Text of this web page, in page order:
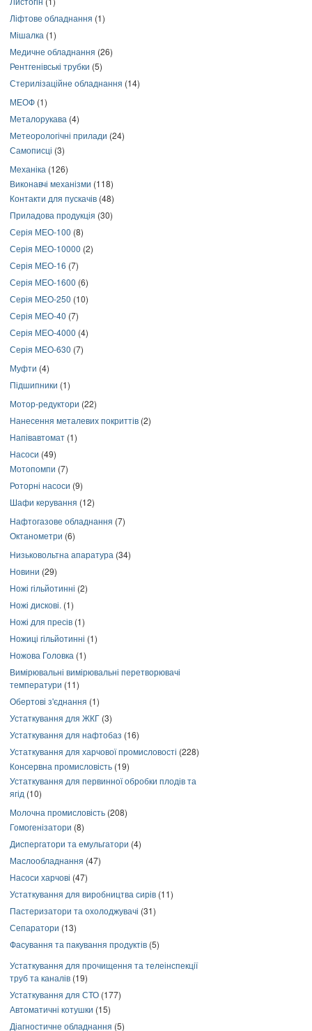
Ліфтове обладнання (1)
Мішалка (1)
Медичне обладнання (26)
Рентгенівські трубки (5)
Стерилізаційне обладнання (14)
МЕОФ (1)
Металорукава (4)
Метеорологічні прилади (24)
Самописці (3)
Механіка (126)
Виконавчі механізми (118)
Контакти для пускачів (48)
Приладова продукція (30)
Серія МЕО-100 (8)
Серія МЕО-10000 (2)
Серія МЕО-16 (7)
Серія МЕО-1600 (6)
Серія МЕО-250 (10)
Серія МЕО-40 (7)
Серія МЕО-4000 (4)
Серія МЕО-630 (7)
Муфти (4)
Підшипники (1)
Мотор-редуктори (22)
Нанесення металевих покриттів (2)
Напівавтомат (1)
Насоси (49)
Мотопомпи (7)
Роторні насоси (9)
Шафи керування (12)
Нафтогазове обладнання (7)
Октанометри (6)
Низьковольтна апаратура (34)
Новини (29)
Ножі гільйотинні (2)
Ножі дискові. (1)
Ножі для пресів (1)
Ножиці гільйотинні (1)
Ножова Головка (1)
Вимірювальні вимірювальні перетворювачі
температури (11)
Обертові з'єднання (1)
Устаткування для ЖКГ (3)
Устаткування для нафтобаз (16)
Устаткування для харчової промисловості (228)
Консервна промисловість (19)
Устаткування для первинної обробки плодів та
ягід (10)
Молочна промисловість (208)
Гомогенізатори (8)
Диспергатори та емульгатори (4)
Маслообладнання (47)
Насоси харчові (47)
Устаткування для виробництва сирів (11)
Пастеризатори та охолоджувачі (31)
Сепаратори (13)
Фасування та пакування продуктів (5)
Устаткування для прочищення та телеінспекції
труб та каналів (19)
Устаткування для СТО (177)
Автоматичні котушки (15)
Діагностичне обладнання (5)